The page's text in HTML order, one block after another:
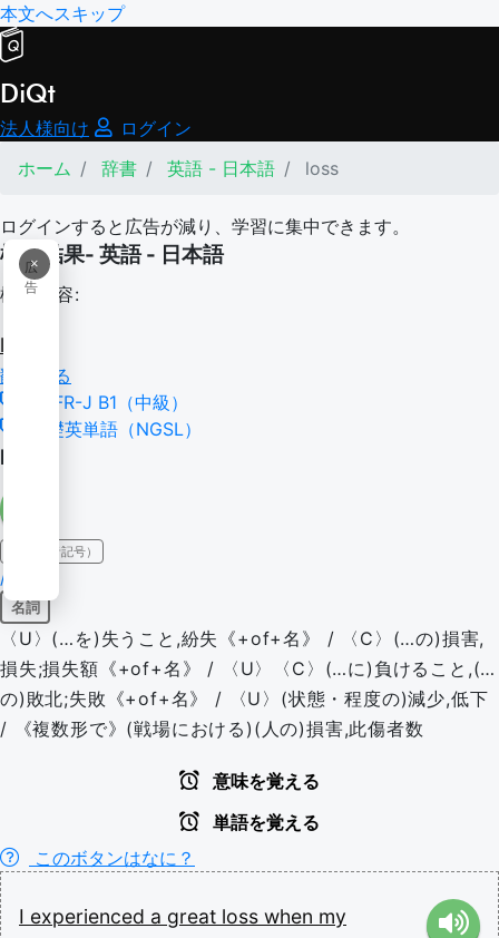
本文へスキップ
DiQt
法人様向け
ログイン
ホーム
辞書 英語 - 日本語 loss
ログインすると広告が減り、学習に集中できます。
×
広
告
検索結果- 英語 - 日本語
検索内容:
loss
翻訳する
CEFR-J B1（中級）
基礎英単語（NGSL）
loss
IPA（発音記号）
/lɒs/
名詞
〈U〉(…を)失うこと,紛失《+of+名》 / 〈C〉(…の)損害,
損失;損失額《+of+名》 / 〈U〉〈C〉(…に)負けること,(…
の)敗北;失敗《+of+名》 / 〈U〉(状態・程度の)減少,低下
/ 《複数形で》(戦場における)(人の)損害,此傷者数
意味を覚える
単語を覚える
このボタンはなに？
I experienced a great loss when my